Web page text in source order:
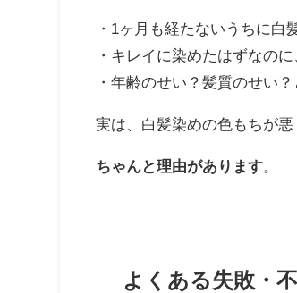
・1ヶ月も経たないうちに白
・キレイに染めたはずなの
・年齢のせい？髪質のせい
実は、白髪染めの色もちが
ちゃんと理由があります
よくある失敗・